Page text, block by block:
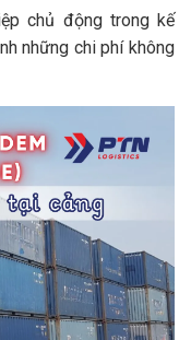
chủ động trong kế
những chi phí không